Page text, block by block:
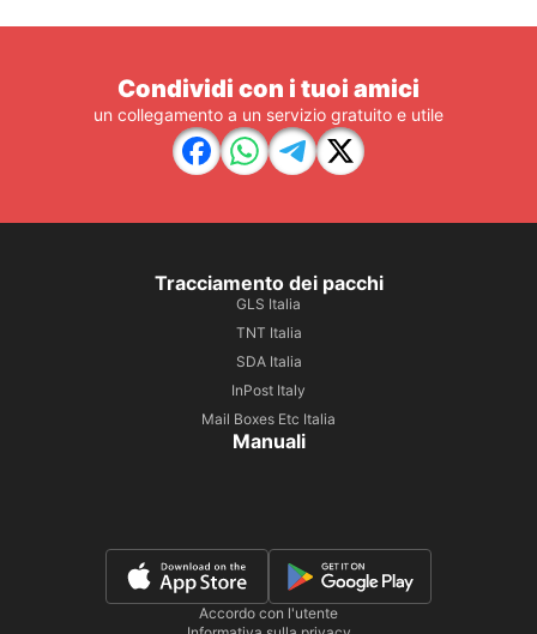
Condividi con i tuoi amici
un collegamento a un servizio gratuito e utile
Tracciamento dei pacchi
GLS Italia
TNT Italia
SDA Italia
InPost Italy
Mail Boxes Etc Italia
Manuali
Accordo con l'utente